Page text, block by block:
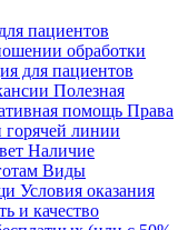
пациентов
обработки
для пациентов
Полезная
помощь Права
горячей линии
Наличие
Виды
Условия оказания
и качество